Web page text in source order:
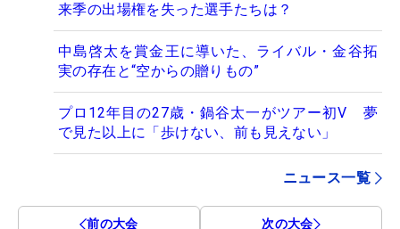
来季の出場権を失った選手たちは？
中島啓太を賞金王に導いた、ライバル・金谷拓
実の存在と“空からの贈りもの”
プロ12年目の27歳・鍋谷太一がツアー初V 夢
で見た以上に「歩けない、前も見えない」
ニュース一覧
前の大会 次の大会